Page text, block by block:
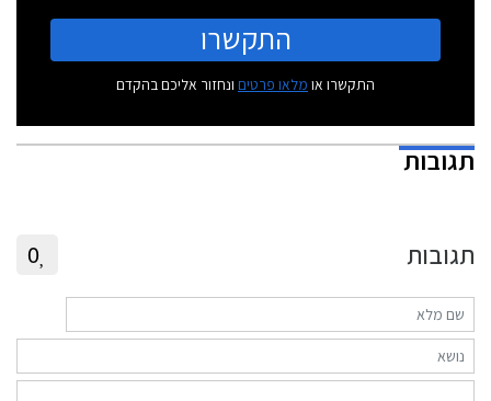
התקשרו
התקשרו או מלאו פרטים ונחזור אליכם בהקדם
תגובות
תגובות 0